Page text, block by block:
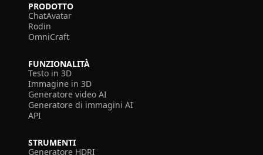
PRODOTTO
ChatAvatar
Rodin
OmniCraft
FUNZIONALITÀ
Testo in 3D
Immagine in 3D
Generatore video AI
Generatore di immagini AI
API
STRUMENTI
Generatore HDRI